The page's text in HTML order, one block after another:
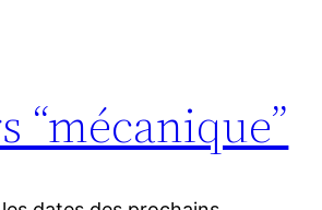
“mécanique”